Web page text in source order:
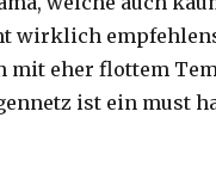
wirklich
mit eher flottem
ist ein must